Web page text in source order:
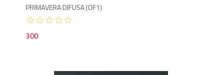
PRIMAVERA DIFUSA (OF1)
300